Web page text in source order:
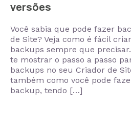
versões
Você sabia que pode fazer
de Site? Veja como é fácil
backups sempre que
te mostrar o passo a passo
backups no seu Criador de
também como você pode
backup, tendo […]